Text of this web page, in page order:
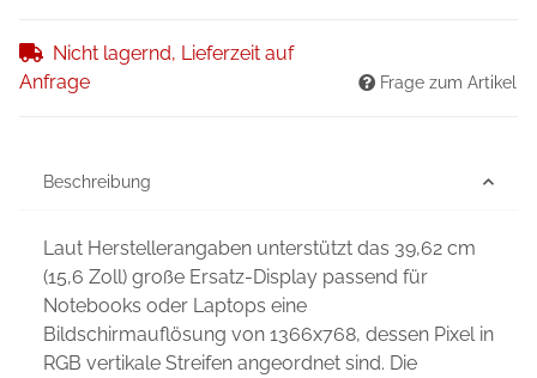
Nicht lagernd, Lieferzeit auf
Anfrage
Frage zum Artikel
Beschreibung
Laut Herstellerangaben unterstützt das 39,62 cm
(15,6 Zoll) große Ersatz-Display passend für
Notebooks oder Laptops eine
Bildschirmauflösung von 1366x768, dessen Pixel in
RGB vertikale Streifen angeordnet sind. Die